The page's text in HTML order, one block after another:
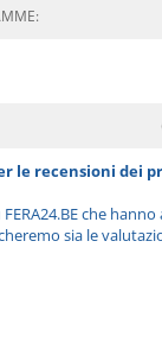
le recensioni dei
che
sia le